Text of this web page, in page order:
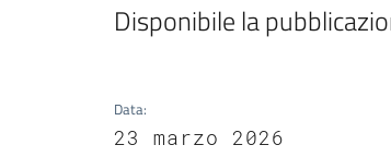
Disponibile la
Data:
23 marzo 2026